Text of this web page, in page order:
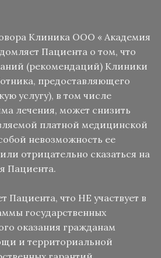
Клиника ООО « Академия
Пациента о том, что
(рекомендаций) Клиники
предоставляющего
услугу), в том числе
лечения, может снизить
платной медицинской
невозможность ее
отрицательно сказаться на
Пациента.
Пациента, что НЕ участвует в
государственных
оказания гражданам
и территориальной